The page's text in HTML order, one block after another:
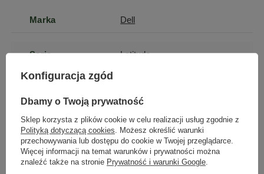
Marka Dell
Seria Latitude
miesięcy
Marka Dell
Używany
Dołącz do newslettera Green
Computers
Zgarnij jako pierwszy informacje o zniżkach i
rabatach w naszym sklepie!
Konfiguracja zgód
Dbamy o Twoją prywatność
Sklep korzysta z plików cookie w celu realizacji usług zgodnie z
Polityką dotyczącą cookies. Możesz określić warunki
przechowywania lub dostępu do cookie w Twojej przeglądarce.
Więcej informacji na temat warunków i prywatności można
znaleźć także na stronie Prywatność i warunki Google.